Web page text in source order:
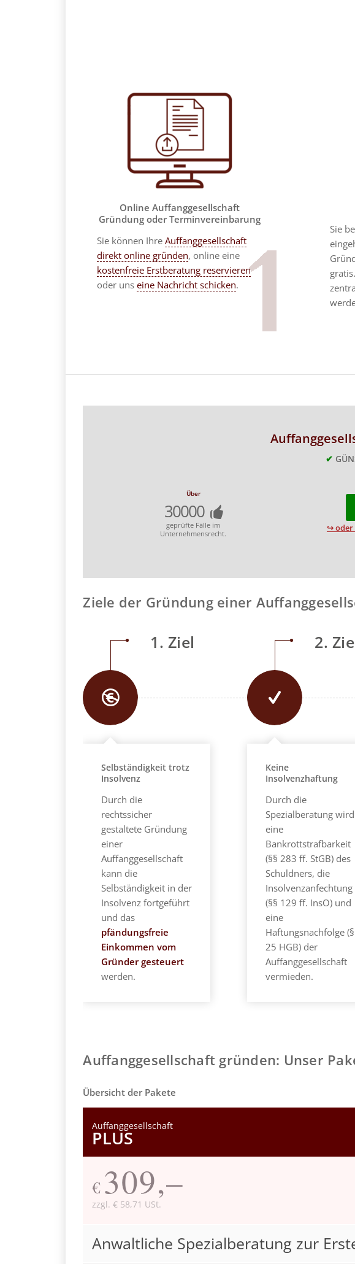
Online Auffanggesellschaft
Gründung oder Terminvereinbarung
Sie können Ihre Auffanggesellschaft
direkt online gründen, online eine
kostenfreie Erstberatung reservieren
oder uns eine Nachricht schicken.
Sie
✔
Über
30000
geprüfte Fälle im
Unternehmensrecht.
↪ oder
Ziele der Gründung einer
1. Ziel
Selbständigkeit trotz
Insolvenz
Durch die
rechtssicher
gestaltete Gründung
einer
Auffanggesellschaft
kann die
Selbständigkeit in der
Insolvenz fortgeführt
und das
pfändungsfreie
Einkommen vom
Gründer gesteuert
werden.
2.
Keine
Insolvenzhaftung
Durch die
Spezialberatung wird
eine
Bankrottstrafbarkeit
(§§ 283 ff. StGB) des
Schuldners, die
Insolvenzanfechtung
(§§ 129 ff. InsO) und
eine
Haftungsnachfolge (§
25 HGB) der
Auffanggesellschaft
vermieden.
Auffanggesellschaft gründen: Unser
Übersicht der Pakete
Auffanggesellschaft
PLUS
€ 309,–
zzgl. € 58,71 USt.
Anwaltliche Spezialberatung zur